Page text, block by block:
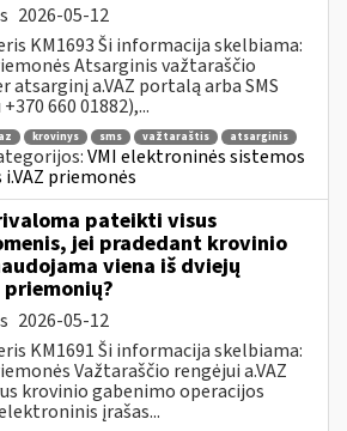
2026-05-12
KM1693 Ši informacija skelbiama:
Atsarginis važtaraščio
atsarginį a.VAZ portalą arba SMS
660 01882),...
krovinys sms važtaraštis atsarginis
VMI elektroninės sistemos
i.VAZ priemonės
pateikti visus
jei pradedant krovinio
viena iš dviejų
2026-05-12
KM1691 Ši informacija skelbiama:
Važtaraščio rengėjui a.VAZ
krovinio gabenimo operacijos
įrašas...